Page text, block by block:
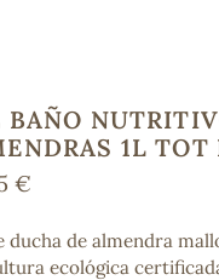
BAÑO
1L TOT
€
ducha de almendra
ecológica